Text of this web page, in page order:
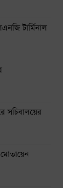
দগ্ধ ৩
টার্মিনাল
সচিবালয়ের